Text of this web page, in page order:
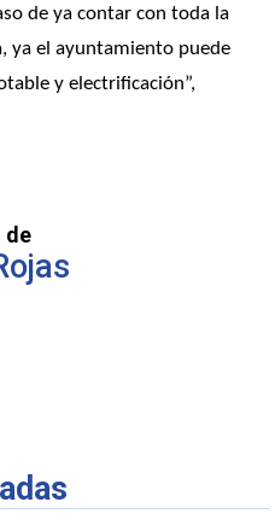
de ya contar con toda la
ya el ayuntamiento puede
y electrificación”,
de